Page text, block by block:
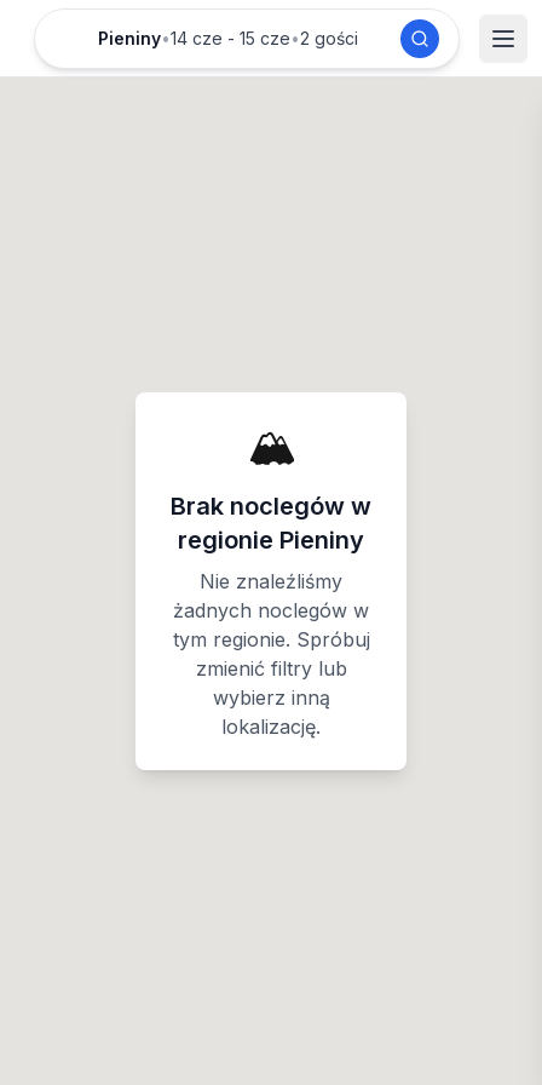
Pieniny•14 cze - 15 cze•2 gości
🏔️
Brak noclegów w
regionie Pieniny
Nie znaleźliśmy
żadnych noclegów w
tym regionie. Spróbuj
zmienić filtry lub
wybierz inną
lokalizację.